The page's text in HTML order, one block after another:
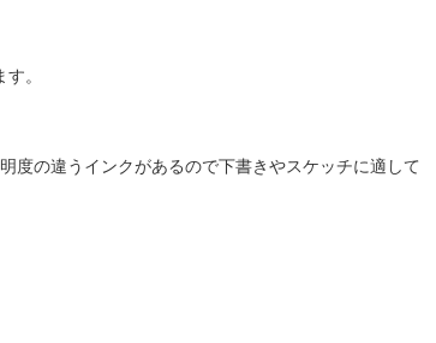
。
度の違うインクがあるので下書きやスケッチに適して